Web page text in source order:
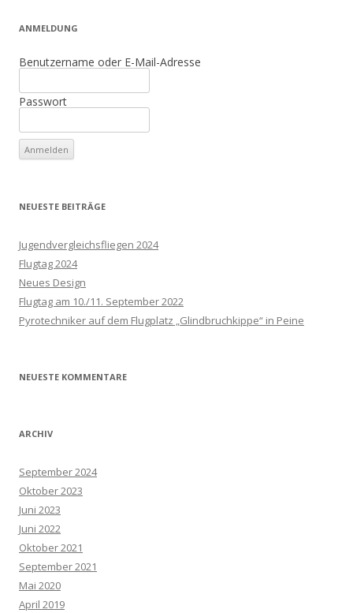
ANMELDUNG
Benutzername oder E-Mail-Adresse
Passwort
NEUESTE BEITRÄGE
Jugendvergleichsfliegen 2024
Flugtag 2024
Neues Design
Flugtag am 10./11. September 2022
Pyrotechniker auf dem Flugplatz „Glindbruchkippe“ in Peine
NEUESTE KOMMENTARE
ARCHIV
September 2024
Oktober 2023
Juni 2023
Juni 2022
Oktober 2021
September 2021
Mai 2020
April 2019